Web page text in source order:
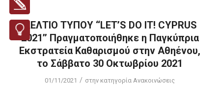
ΔΕΛΤΙΟ ΤΥΠΟΥ ‘‘LET’S DO IT! CYPRUS
2021’’ Πραγματοποιήθηκε η Παγκύπρια
Εκστρατεία Καθαρισμού στην Αθηένου,
το Σάββατο 30 Οκτωβρίου 2021
01/11/2021 / στην κατηγορίαΑνακοινώσεις